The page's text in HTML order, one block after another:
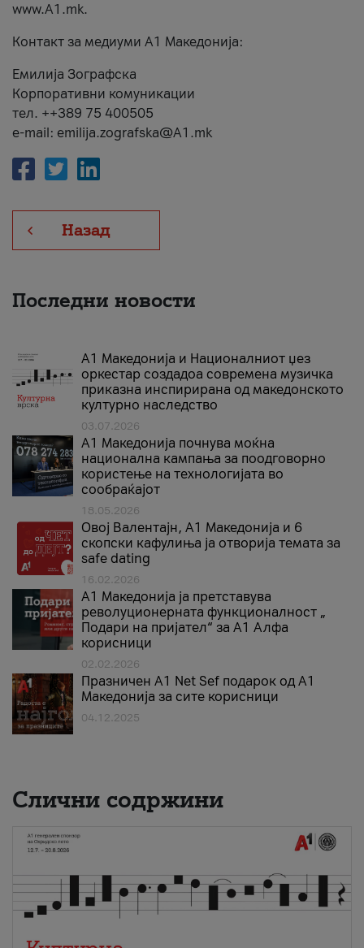
www.А1.mk.
Контакт за медиуми А1 Македонија:
Емилија Зографска
Корпоративни комуникации
тел. ++389 75 400505
e-mail: emilija.zografska@A1.mk
Назад
Последни новости
А1 Македонија и Националниот џез
оркестар создадоа современа музичка
приказна инспирирана од македонското
културно наследство
03.07.2026
A1 Македонија почнува моќна
национална кампања за поодговорно
користење на технологијата во
сообраќајот
18.05.2026
Овој Валентајн, A1 Македонија и 6
скопски кафулиња ја отворија темата за
safe dating
16.02.2026
А1 Македонија ја претставува
револуционерната функционалност „
Подари на пријател“ за А1 Алфа
корисници
02.02.2026
Празничен A1 Net Sеf подарок од А1
Македонија за сите корисници
04.12.2025
Слични содржини